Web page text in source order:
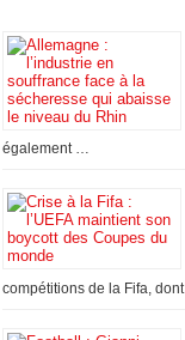
également …
compétitions de la Fifa,